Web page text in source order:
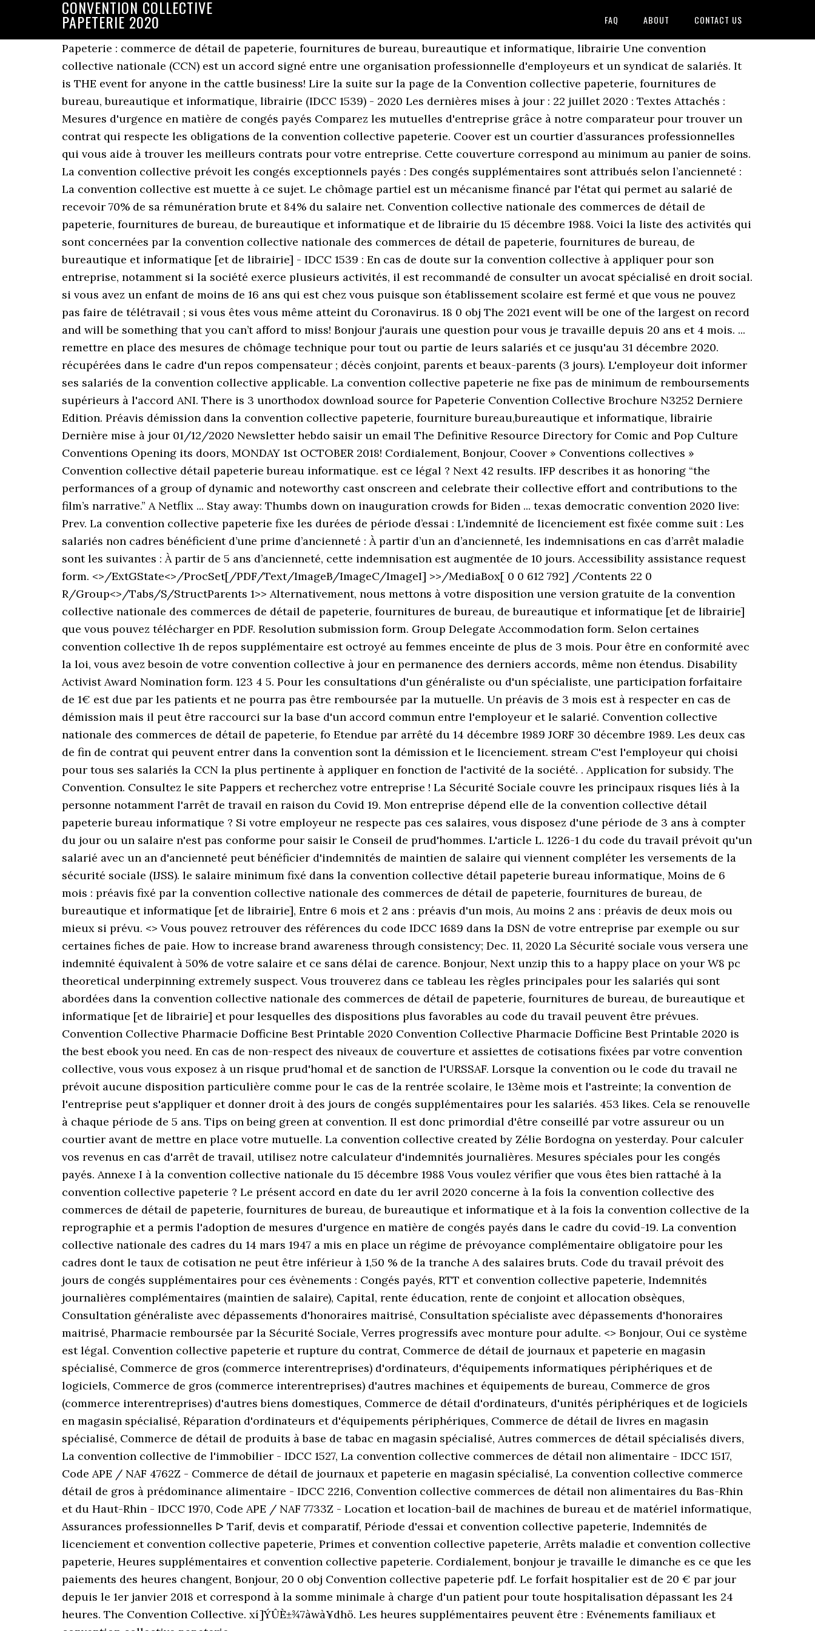
CONVENTION COLLECTIVE
PAPETERIE 2020 FAQ ABOUT CONTACT US
Papeterie : commerce de détail de papeterie, fournitures de bureau, bureautique et informatique, librairie Une convention collective nationale (CCN) est un accord signé entre une organisation professionnelle d'employeurs et un syndicat de salariés. It is THE event for anyone in the cattle business! Lire la suite sur la page de la Convention collective papeterie, fournitures de bureau, bureautique et informatique, librairie (IDCC 1539) - 2020 Les dernières mises à jour : 22 juillet 2020 : Textes Attachés : Mesures d'urgence en matière de congés payés Comparez les mutuelles d'entreprise grâce à notre comparateur pour trouver un contrat qui respecte les obligations de la convention collective papeterie. Coover est un courtier d’assurances professionnelles qui vous aide à trouver les meilleurs contrats pour votre entreprise. Cette couverture correspond au minimum au panier de soins. La convention collective prévoit les congés exceptionnels payés : Des congés supplémentaires sont attribués selon l’ancienneté : La convention collective est muette à ce sujet. Le chômage partiel est un mécanisme financé par l'état qui permet au salarié de recevoir 70% de sa rémunération brute et 84% du salaire net. Convention collective nationale des commerces de détail de papeterie, fournitures de bureau, de bureautique et informatique et de librairie du 15 décembre 1988. Voici la liste des activités qui sont concernées par la convention collective nationale des commerces de détail de papeterie, fournitures de bureau, de bureautique et informatique [et de librairie] - IDCC 1539 : En cas de doute sur la convention collective à appliquer pour son entreprise, notamment si la société exerce plusieurs activités, il est recommandé de consulter un avocat spécialisé en droit social. si vous avez un enfant de moins de 16 ans qui est chez vous puisque son établissement scolaire est fermé et que vous ne pouvez pas faire de télétravail ; si vous êtes vous même atteint du Coronavirus. 18 0 obj The 2021 event will be one of the largest on record and will be something that you can’t afford to miss! Bonjour j'aurais une question pour vous je travaille depuis 20 ans et 4 mois. ... remettre en place des mesures de chômage technique pour tout ou partie de leurs salariés et ce jusqu'au 31 décembre 2020. récupérées dans le cadre d'un repos compensateur ; décès conjoint, parents et beaux-parents (3 jours). L'employeur doit informer ses salariés de la convention collective applicable. La convention collective papeterie ne fixe pas de minimum de remboursements supérieurs à l'accord ANI. There is 3 unorthodox download source for Papeterie Convention Collective Brochure N3252 Derniere Edition. Préavis démission dans la convention collective papeterie, fourniture bureau,bureautique et informatique, librairie Dernière mise à jour 01/12/2020 Newsletter hebdo saisir un email The Definitive Resource Directory for Comic and Pop Culture Conventions Opening its doors, MONDAY 1st OCTOBER 2018! Cordialement, Bonjour, Coover » Conventions collectives » Convention collective détail papeterie bureau informatique. est ce légal ? Next 42 results. IFP describes it as honoring “the performances of a group of dynamic and noteworthy cast onscreen and celebrate their collective effort and contributions to the film’s narrative.” A Netflix ... Stay away: Thumbs down on inauguration crowds for Biden ... texas democratic convention 2020 live: Prev. La convention collective papeterie fixe les durées de période d’essai : L’indemnité de licenciement est fixée comme suit : Les salariés non cadres bénéficient d’une prime d’ancienneté : À partir d’un an d’ancienneté, les indemnisations en cas d’arrêt maladie sont les suivantes : À partir de 5 ans d’ancienneté, cette indemnisation est augmentée de 10 jours. Accessibility assistance request form. <>/ExtGState<>/ProcSet[/PDF/Text/ImageB/ImageC/ImageI] >>/MediaBox[ 0 0 612 792] /Contents 22 0 R/Group<>/Tabs/S/StructParents 1>> Alternativement, nous mettons à votre disposition une version gratuite de la convention collective nationale des commerces de détail de papeterie, fournitures de bureau, de bureautique et informatique [et de librairie] que vous pouvez télécharger en PDF. Resolution submission form. Group Delegate Accommodation form. Selon certaines convention collective 1h de repos supplémentaire est octroyé au femmes enceinte de plus de 3 mois. Pour être en conformité avec la loi, vous avez besoin de votre convention collective à jour en permanence des derniers accords, même non étendus. Disability Activist Award Nomination form. 123 4 5. Pour les consultations d'un généraliste ou d'un spécialiste, une participation forfaitaire de 1€ est due par les patients et ne pourra pas être remboursée par la mutuelle. Un préavis de 3 mois est à respecter en cas de démission mais il peut être raccourci sur la base d'un accord commun entre l'employeur et le salarié. Convention collective nationale des commerces de détail de papeterie, fo Etendue par arrêté du 14 décembre 1989 JORF 30 décembre 1989. Les deux cas de fin de contrat qui peuvent entrer dans la convention sont la démission et le licenciement. stream C'est l'employeur qui choisi pour tous ses salariés la CCN la plus pertinente à appliquer en fonction de l'activité de la société. . Application for subsidy. The Convention. Consultez le site Pappers et recherchez votre entreprise ! La Sécurité Sociale couvre les principaux risques liés à la personne notamment l'arrêt de travail en raison du Covid 19. Mon entreprise dépend elle de la convention collective détail papeterie bureau informatique ? Si votre employeur ne respecte pas ces salaires, vous disposez d'une période de 3 ans à compter du jour ou un salaire n'est pas conforme pour saisir le Conseil de prud'hommes. L'article L. 1226-1 du code du travail prévoit qu'un salarié avec un an d'ancienneté peut bénéficier d'indemnités de maintien de salaire qui viennent compléter les versements de la sécurité sociale (IJSS). le salaire minimum fixé dans la convention collective détail papeterie bureau informatique, Moins de 6 mois : préavis fixé par la convention collective nationale des commerces de détail de papeterie, fournitures de bureau, de bureautique et informatique [et de librairie], Entre 6 mois et 2 ans : préavis d'un mois, Au moins 2 ans : préavis de deux mois ou mieux si prévu. <> Vous pouvez retrouver des références du code IDCC 1689 dans la DSN de votre entreprise par exemple ou sur certaines fiches de paie. How to increase brand awareness through consistency; Dec. 11, 2020 La Sécurité sociale vous versera une indemnité équivalent à 50% de votre salaire et ce sans délai de carence. Bonjour, Next unzip this to a happy place on your W8 pc theoretical underpinning extremely suspect. Vous trouverez dans ce tableau les règles principales pour les salariés qui sont abordées dans la convention collective nationale des commerces de détail de papeterie, fournitures de bureau, de bureautique et informatique [et de librairie] et pour lesquelles des dispositions plus favorables au code du travail peuvent être prévues. Convention Collective Pharmacie Dofficine Best Printable 2020 Convention Collective Pharmacie Dofficine Best Printable 2020 is the best ebook you need. En cas de non-respect des niveaux de couverture et assiettes de cotisations fixées par votre convention collective, vous vous exposez à un risque prud'homal et de sanction de l'URSSAF. Lorsque la convention ou le code du travail ne prévoit aucune disposition particulière comme pour le cas de la rentrée scolaire, le 13ème mois et l'astreinte; la convention de l'entreprise peut s'appliquer et donner droit à des jours de congés supplémentaires pour les salariés. 453 likes. Cela se renouvelle à chaque période de 5 ans. Tips on being green at convention. Il est donc primordial d'être conseillé par votre assureur ou un courtier avant de mettre en place votre mutuelle. La convention collective created by Zélie Bordogna on yesterday. Pour calculer vos revenus en cas d'arrêt de travail, utilisez notre calculateur d'indemnités journalières. Mesures spéciales pour les congés payés. Annexe I à la convention collective nationale du 15 décembre 1988 Vous voulez vérifier que vous êtes bien rattaché à la convention collective papeterie ? Le présent accord en date du 1er avril 2020 concerne à la fois la convention collective des commerces de détail de papeterie, fournitures de bureau, de bureautique et informatique et à la fois la convention collective de la reprographie et a permis l'adoption de mesures d'urgence en matière de congés payés dans le cadre du covid-19. La convention collective nationale des cadres du 14 mars 1947 a mis en place un régime de prévoyance complémentaire obligatoire pour les cadres dont le taux de cotisation ne peut être inférieur à 1,50 % de la tranche A des salaires bruts. Code du travail prévoit des jours de congés supplémentaires pour ces évènements : Congés payés, RTT et convention collective papeterie, Indemnités journalières complémentaires (maintien de salaire), Capital, rente éducation, rente de conjoint et allocation obsèques, Consultation généraliste avec dépassements d'honoraires maitrisé, Consultation spécialiste avec dépassements d'honoraires maitrisé, Pharmacie remboursée par la Sécurité Sociale, Verres progressifs avec monture pour adulte. <> Bonjour, Oui ce système est légal. Convention collective papeterie et rupture du contrat, Commerce de détail de journaux et papeterie en magasin spécialisé, Commerce de gros (commerce interentreprises) d'ordinateurs, d'équipements informatiques périphériques et de logiciels, Commerce de gros (commerce interentreprises) d'autres machines et équipements de bureau, Commerce de gros (commerce interentreprises) d'autres biens domestiques, Commerce de détail d'ordinateurs, d'unités périphériques et de logiciels en magasin spécialisé, Réparation d'ordinateurs et d'équipements périphériques, Commerce de détail de livre